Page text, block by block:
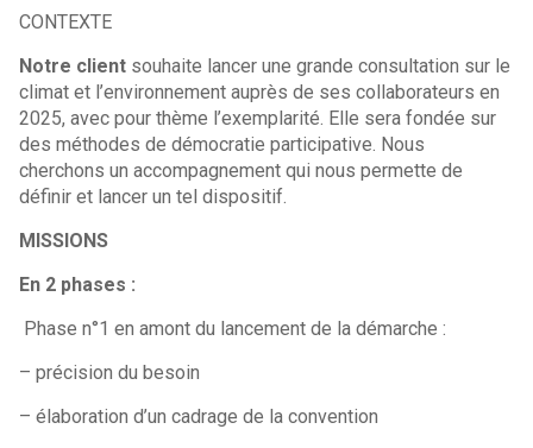
CONTEXTE
Notre client souhaite lancer une grande consultation sur le
climat et l’environnement auprès de ses collaborateurs en
2025, avec pour thème l’exemplarité. Elle sera fondée sur
des méthodes de démocratie participative. Nous
cherchons un accompagnement qui nous permette de
définir et lancer un tel dispositif.
MISSIONS
En 2 phases :
Phase n°1 en amont du lancement de la démarche :
– précision du besoin
– élaboration d’un cadrage de la convention